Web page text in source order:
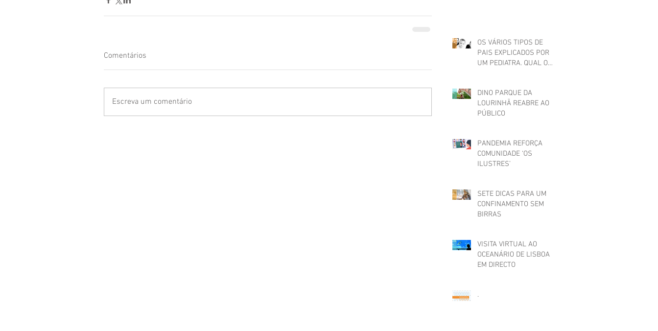
Comentários
Escreva um comentário
OS VÁRIOS TIPOS DE
PAIS EXPLICADOS POR
UM PEDIATRA. QUAL O
DINO PARQUE DA
LOURINHÃ REABRE AO
PÚBLICO
PANDEMIA REFORÇA
COMUNIDADE ‘OS
ILUSTRES’
SETE DICAS PARA UM
CONFINAMENTO SEM
BIRRAS
VISITA VIRTUAL AO
OCEANÁRIO DE LISBOA
EM DIRECTO
.